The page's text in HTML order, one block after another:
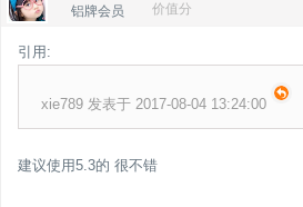
铝牌会员
价值分
引用:
xie789 发表于 2017-08-04 13:24:00
建议使用5.3的 很不错